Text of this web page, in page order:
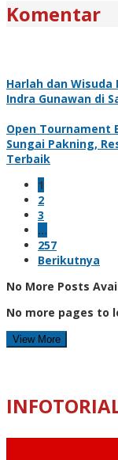
Komentar
Harlah dan Wisuda
Indra Gunawan di
Open Tournament
Sungai Pakning,
Terbaik
1
2
3
…
257
Berikutnya
No More Posts
No more pages to
View More